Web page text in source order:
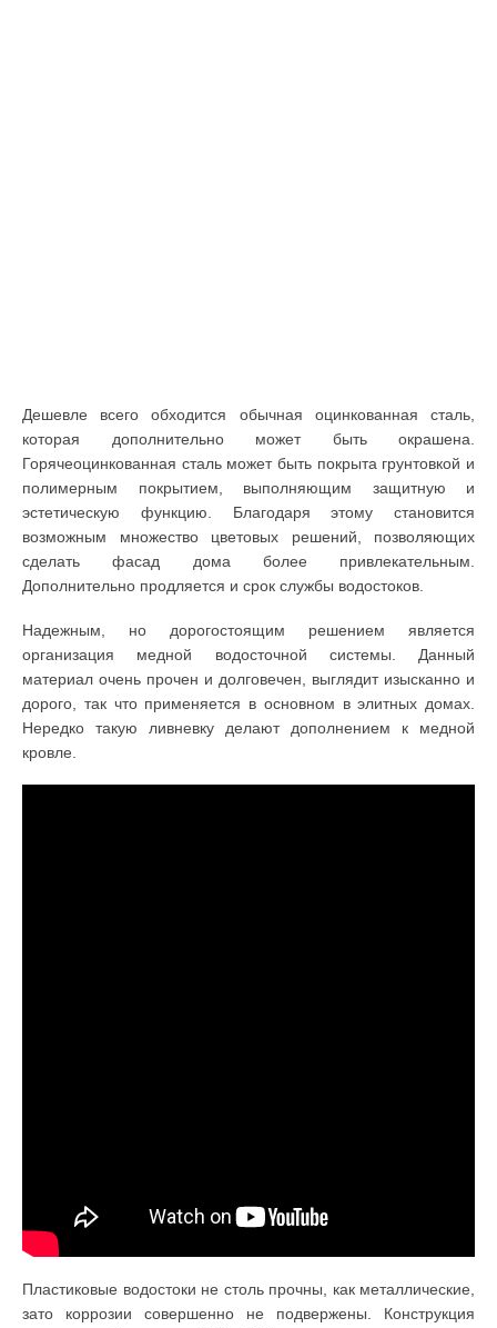
Дешевле всего обходится обычная оцинкованная сталь,
которая дополнительно может быть окрашена.
Горячеоцинкованная сталь может быть покрыта грунтовкой и
полимерным покрытием, выполняющим защитную и
эстетическую функцию. Благодаря этому становится
возможным множество цветовых решений, позволяющих
сделать фасад дома более привлекательным.
Дополнительно продляется и срок службы водостоков.
Надежным, но дорогостоящим решением является
организация медной водосточной системы. Данный
материал очень прочен и долговечен, выглядит изысканно и
дорого, так что применяется в основном в элитных домах.
Нередко такую ливневку делают дополнением к медной
кровле.
Пластиковые водостоки не столь прочны, как металлические,
зато коррозии совершенно не подвержены. Конструкция